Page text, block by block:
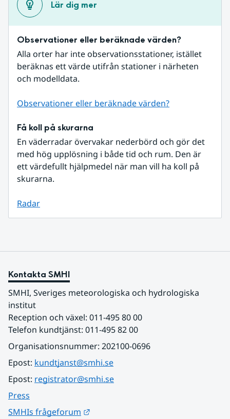
Lär dig mer
Observationer eller beräknade värden?
Alla orter har inte observationsstationer, istället
beräknas ett värde utifrån stationer i närheten
och modelldata.
Observationer eller beräknade värden?
Få koll på skurarna
En väderradar övervakar nederbörd och gör det
med hög upplösning i både tid och rum. Den är
ett värdefullt hjälpmedel när man vill ha koll på
skurarna.
Radar
Kontakta SMHI
SMHI, Sveriges meteorologiska och hydrologiska
institut
Reception och växel: 011-495 80 00
Telefon kundtjänst: 011-495 82 00
Organisationsnummer: 202100-0696
Epost: kundtjanst@smhi.se
Epost: registrator@smhi.se
Press
SMHIs frågeforum